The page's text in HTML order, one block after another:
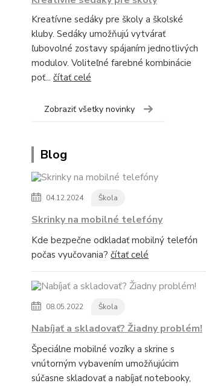
Kreatívne sedáky pre školy a školské
kluby. Sedáky umožňujú vytvárať
ľubovolné zostavy spájaním jednotlivých
modulov. Voliteľné farebné kombinácie
poť... čítať celé
Zobraziť všetky novinky
Blog
04.12.2024 Škola
Skrinky na mobilné telefóny
Kde bezpečne odkladať mobilný telefón
počas vyučovania? čítať celé
08.05.2022 Škola
Nabíjať a skladovať? Žiadny problém!
Špeciálne mobilné vozíky a skrine s
vnútorným vybavením umožňujúcim
súčasne skladovať a nabíjať notebooky,